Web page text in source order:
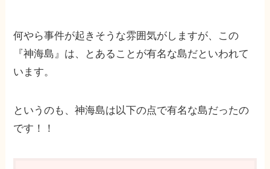
何やら事件が起きそうな雰囲気がしますが、この
『神海島』は、とあることが有名な島だといわれて
います。
というのも、神海島は以下の点で有名な島だったの
です！！